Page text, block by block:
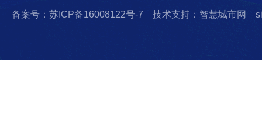
备案号：苏ICP备16008122号-7 技术支持：智慧城市网